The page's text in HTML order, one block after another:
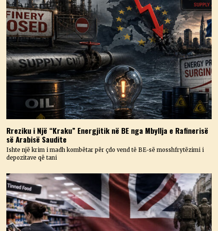
Rreziku i Një “Kraku” Energjitik në BE nga Mbyllja e Rafinerisë
së Arabisë Saudite
Ishte një krim i madh kombëtar për çdo vend të BE-së mosshfrytëzimi i
depozitave që tani